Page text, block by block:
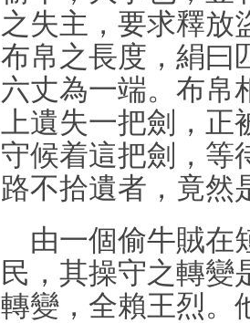
之失主，要求釋放
布帛之長度，絹曰
六丈為一端。布帛
上遺失一把劍，
守候着這把劍，等
路不拾遺者，竟然
由一個偷牛賊在
民，其操守之轉變
轉變，全賴王烈。